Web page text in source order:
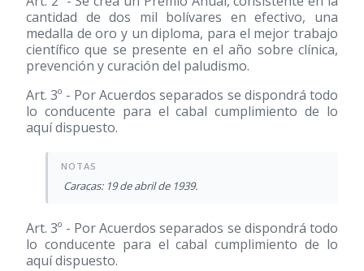
cantidad de dos mil bolívares en efectivo, una
medalla de oro y un diploma, para el mejor trabajo
científico que se presente en el año sobre clínica,
prevención y curación del paludismo.
Art. 3º - Por Acuerdos separados se dispondrá todo
lo conducente para el cabal cumplimiento de lo
aquí dispuesto.
Caracas: 19 de abril de 1939.
Art. 3º - Por Acuerdos separados se dispondrá todo
lo conducente para el cabal cumplimiento de lo
aquí dispuesto.